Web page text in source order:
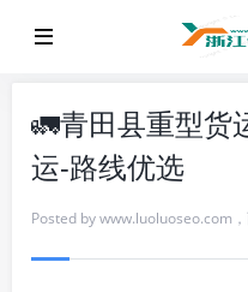
🚛青田县重型货
运-路线优选
Posted bywww.luoluoseo.com ，